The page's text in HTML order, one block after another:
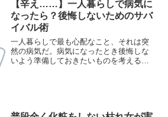
んなストレスに悩む必要は...
【辛え……】一人暮らしで病気に
なったら？後悔しないためのサバ
イバル術
一人暮らしで最も心配なこと、それは突
然の病気だ。病気になったとき後悔しな
いよう準備しておきたいものを考える。